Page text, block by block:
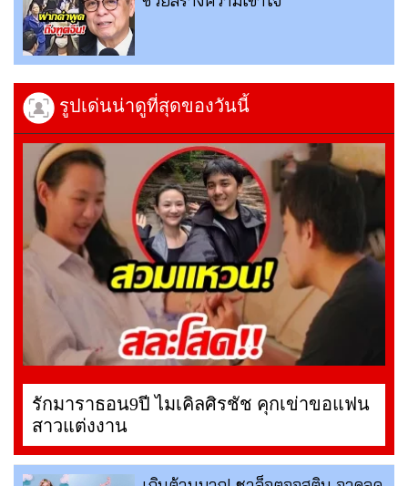
รูปเด่นน่าดูที่สุดของวันนี้
รักมาราธอน9ปี ไมเคิลศิรชัช คุกเข่าขอแฟน
สาวแต่งงาน